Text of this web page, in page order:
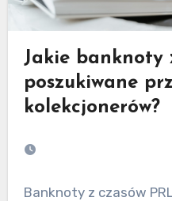
Jakie banknoty
poszukiwane
kolekcjonerów?
Banknoty z czasów